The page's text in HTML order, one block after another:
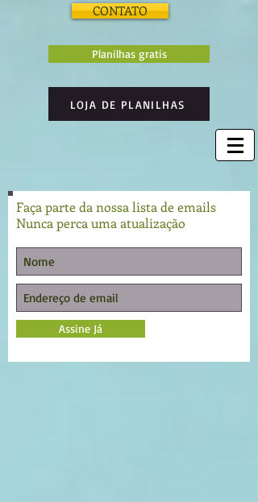
CONTATO
Planilhas gratis
LOJA DE PLANILHAS
Faça parte da nossa lista de emails
Nunca perca uma atualização
Assine Já